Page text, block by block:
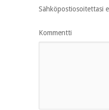
Sähköpostiosoitettasi
Kommentti